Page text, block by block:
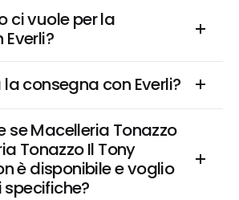
ci vuole per la
consegna con Everli?
se Macelleria Tonazzo
Tonazzo Il Tony
è disponibile e voglio